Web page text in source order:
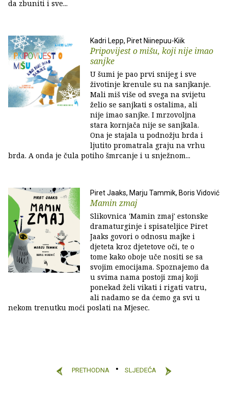
da zbuniti i sve...
Kadri Lepp, Piret Niinepuu-Kiik
Pripovijest o mišu, koji nije imao
sanjke
U šumi je pao prvi snijeg i sve
životinje krenule su na sanjkanje.
Mali miš više od svega na svijetu
želio se sanjkati s ostalima, ali
nije imao sanjke. I mrzovoljna
stara kornjača nije se sanjkala.
Ona je stajala u podnožju brda i
ljutito promatrala graju na vrhu
brda. A onda je čula potiho šmrcanje i u snježnom...
Piret Jaaks, Marju Tammik, Boris Vidović
Mamin zmaj
Slikovnica 'Mamin zmaj' estonske
dramaturginje i spisateljice Piret
Jaaks govori o odnosu majke i
djeteta kroz djetetove oči, te o
tome kako oboje uče nositi se sa
svojim emocijama. Spoznajemo da
u svima nama postoji zmaj koji
ponekad želi vikati i rigati vatru,
ali nadamo se da ćemo ga svi u
nekom trenutku moći poslati na Mjesec.
PRETHODNA SLJEDEĆA